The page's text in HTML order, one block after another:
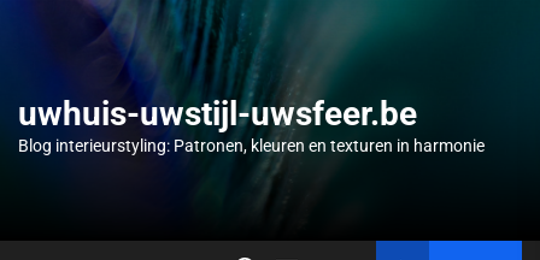
uwhuis-uwstijl-uwsfeer.be
Blog interieurstyling: Patronen, kleuren en texturen in harmonie